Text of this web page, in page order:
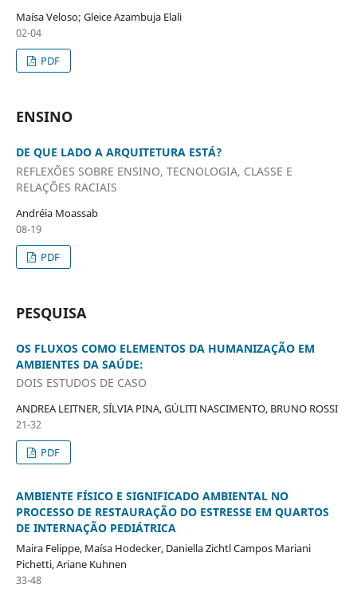
Maísa Veloso; Gleice Azambuja Elali
02-04
PDF
ENSINO
DE QUE LADO A ARQUITETURA ESTÁ?
REFLEXÕES SOBRE ENSINO, TECNOLOGIA, CLASSE E
RELAÇÕES RACIAIS
Andréia Moassab
08-19
PDF
PESQUISA
OS FLUXOS COMO ELEMENTOS DA HUMANIZAÇÃO EM
AMBIENTES DA SAÚDE:
DOIS ESTUDOS DE CASO
ANDREA LEITNER, SÍLVIA PINA, GÚLITI NASCIMENTO, BRUNO ROSSI
21-32
PDF
AMBIENTE FÍSICO E SIGNIFICADO AMBIENTAL NO
PROCESSO DE RESTAURAÇÃO DO ESTRESSE EM QUARTOS
DE INTERNAÇÃO PEDIÁTRICA
Maira Felippe, Maísa Hodecker, Daniella Zichtl Campos Mariani
Pichetti, Ariane Kuhnen
33-48